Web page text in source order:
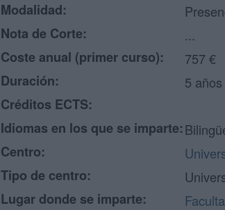
Modalidad:
Nota de Corte:
...
Coste anual (primer curso):
757 €
Duración:
5 años
Créditos ECTS:
Idiomas en los que se imparte:
Centro:
Tipo de centro:
Lugar donde se imparte: